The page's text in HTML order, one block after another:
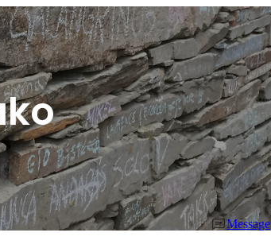
Message